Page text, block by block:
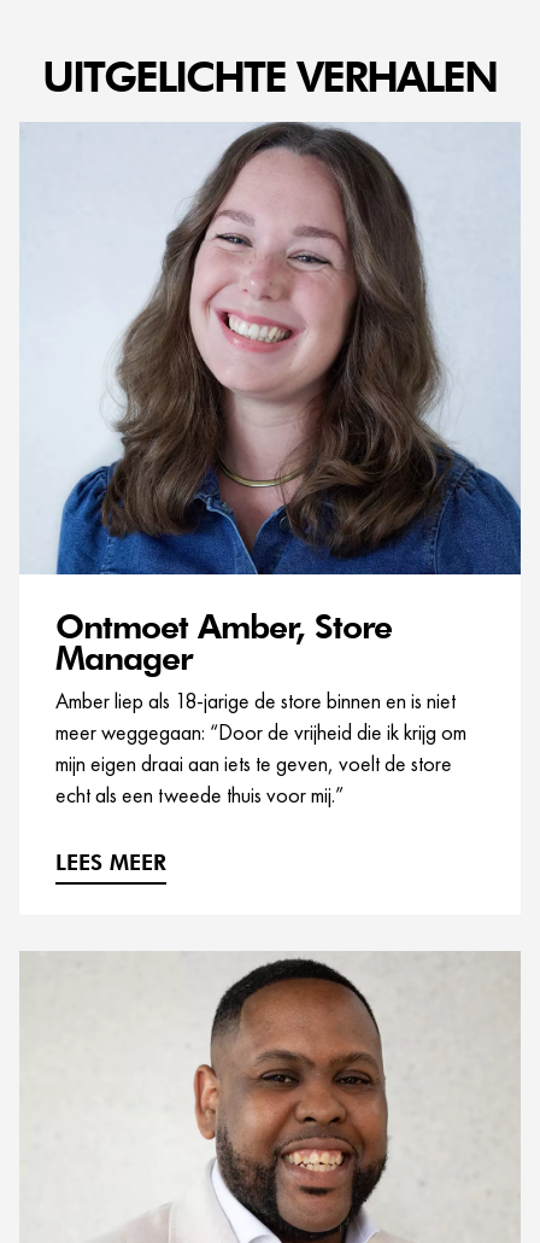
UITGELICHTE VERHALEN
Ontmoet Amber, Store
Manager
Amber liep als 18-jarige de store binnen en is niet
meer weggegaan: “Door de vrijheid die ik krijg om
mijn eigen draai aan iets te geven, voelt de store
echt als een tweede thuis voor mij.”
LEES MEER